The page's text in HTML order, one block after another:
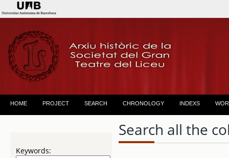
HOME PROJECT SEARCH CHRONOLOGY INDEXS
Keywords:
Search all the